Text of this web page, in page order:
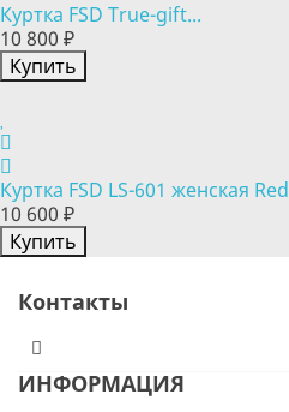
Куртка FSD True-gift...
10 800 ₽
Купить
Куртка FSD LS-601 женская Red
10 600 ₽
Купить
Контакты
ИНФОРМАЦИЯ